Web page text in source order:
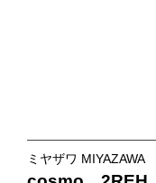
ミヤザワ MIYAZAWA